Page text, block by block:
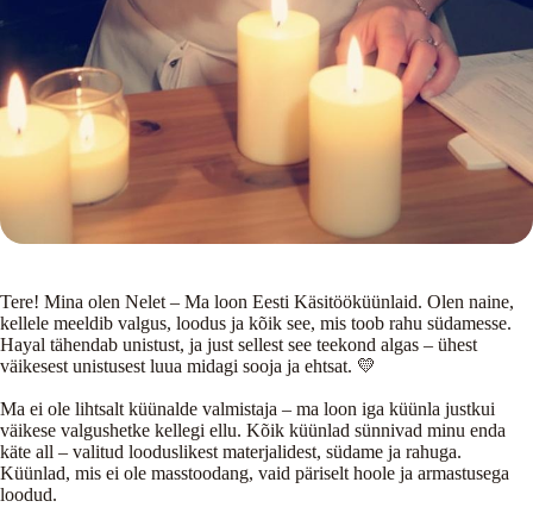
Tere! Mina olen Nelet – Ma loon Eesti Käsitööküünlaid. Olen naine,
kellele meeldib valgus, loodus ja kõik see, mis toob rahu südamesse.
Hayal tähendab unistust, ja just sellest see teekond algas – ühest
väikesest unistusest luua midagi sooja ja ehtsat. 💛
Ma ei ole lihtsalt küünalde valmistaja – ma loon iga küünla justkui
väikese valgushetke kellegi ellu. Kõik küünlad sünnivad minu enda
käte all – valitud looduslikest materjalidest, südame ja rahuga.
Küünlad, mis ei ole masstoodang, vaid päriselt hoole ja armastusega
loodud.